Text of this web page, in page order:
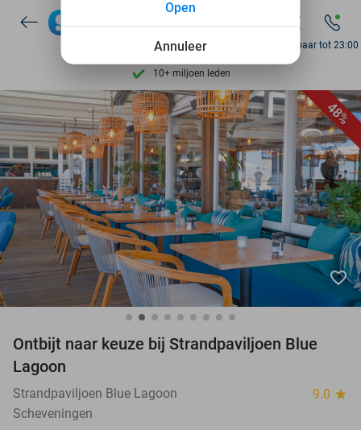
7 dagen per week beschikbaar
10+ miljoen leden
9,4
Ontdek 15.000+ deals
7 dagen per week beschikbaar
10+ miljoen leden
Bereikbaar tot 23:00
48%
favorite_border
Ontbijt naar keuze bij Strandpaviljoen Blue
Lagoon
Strandpaviljoen Blue Lagoon 9.0 star
Scheveningen
Annuleer
Open